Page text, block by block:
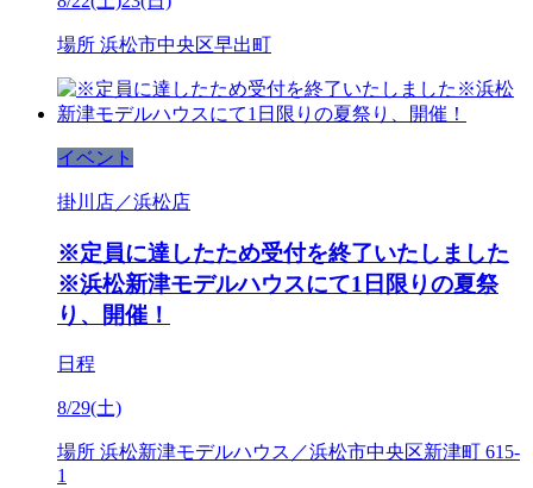
場所 浜松市中央区早出町
イベント
掛川店／浜松店
※定員に達したため受付を終了いたしました
※浜松新津モデルハウスにて1日限りの夏祭
り、開催！
日程
8/29(土)
場所 浜松新津モデルハウス／浜松市中央区新津町 615-
1